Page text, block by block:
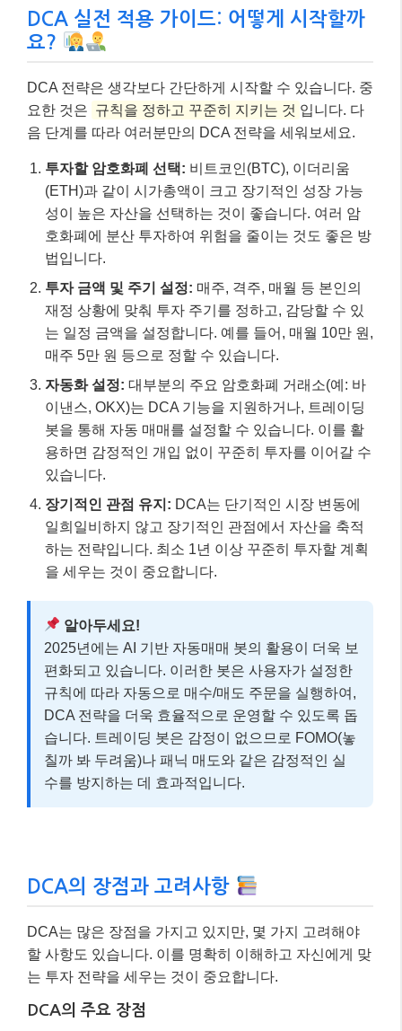
DCA 실전 적용 가이드: 어떻게 시작할까
요?
DCA 전략은 생각보다 간단하게 시작할 수 있습니다. 중
요한 것은 규칙을 정하고 꾸준히 지키는 것 입니다. 다
음 단계를 따라 여러분만의 DCA 전략을 세워보세요.
투자할 암호화폐 선택: 비트코인(BTC), 이더리움
(ETH)과 같이 시가총액이 크고 장기적인 성장 가능
성이 높은 자산을 선택하는 것이 좋습니다. 여러 암
호화폐에 분산 투자하여 위험을 줄이는 것도 좋은 방
법입니다.
투자 금액 및 주기 설정: 매주, 격주, 매월 등 본인의
재정 상황에 맞춰 투자 주기를 정하고, 감당할 수 있
는 일정 금액을 설정합니다. 예를 들어, 매월 10만 원,
매주 5만 원 등으로 정할 수 있습니다.
자동화 설정: 대부분의 주요 암호화폐 거래소(예: 바
이낸스, OKX)는 DCA 기능을 지원하거나, 트레이딩
봇을 통해 자동 매매를 설정할 수 있습니다. 이를 활
용하면 감정적인 개입 없이 꾸준히 투자를 이어갈 수
있습니다.
장기적인 관점 유지: DCA는 단기적인 시장 변동에
일희일비하지 않고 장기적인 관점에서 자산을 축적
하는 전략입니다. 최소 1년 이상 꾸준히 투자할 계획
을 세우는 것이 중요합니다.
알아두세요!
2025년에는 AI 기반 자동매매 봇의 활용이 더욱 보
편화되고 있습니다. 이러한 봇은 사용자가 설정한
규칙에 따라 자동으로 매수/매도 주문을 실행하여,
DCA 전략을 더욱 효율적으로 운영할 수 있도록 돕
습니다. 트레이딩 봇은 감정이 없으므로 FOMO(놓
칠까 봐 두려움)나 패닉 매도와 같은 감정적인 실
수를 방지하는 데 효과적입니다.
DCA의 장점과 고려사항
DCA는 많은 장점을 가지고 있지만, 몇 가지 고려해야
할 사항도 있습니다. 이를 명확히 이해하고 자신에게 맞
는 투자 전략을 세우는 것이 중요합니다.
DCA의 주요 장점